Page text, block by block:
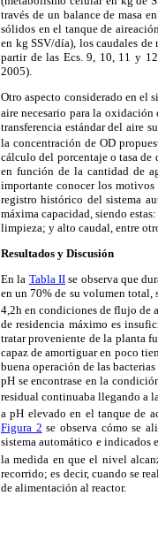
través de un balance de masa
sólidos en el tanque de
en kg SSV/día), los caudales
partir de las Ecs. 9, 10, 11 y
2005).
Otro aspecto considerado en el
aire necesario para la
transferencia estándar del aire
la concentración de OD
cálculo del porcentaje o tasa de
en función de la cantidad de
importante conocer los
registro histórico del sistema
máxima capacidad, siendo
limpieza; y alto caudal, entre
Resultados y Discusión
En la Tabla IIse observa que
en un 70% de su volumen total,
4,2h en condiciones de flujo de
de residencia máximo es
tratar proveniente de la planta
capaz de amortiguar en poco
buena operación de las
pH se encontrase en la
residual continuaba llegando a
a pH elevado en el tanque de
Figura 2 se observa cómo se
sistema automático e indicados
la medida en que el nivel
recorrido; es decir, cuando se
de alimentación al reactor.